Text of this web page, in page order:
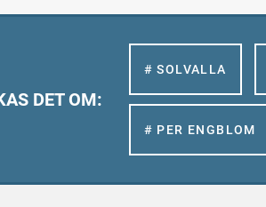
DET OM:
# SOLVALLA
# PER ENGBLOM